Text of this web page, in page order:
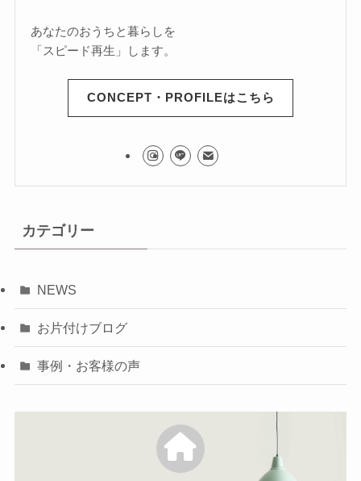
あなたのおうちと暮らしを
「スピード再生」します。
CONCEPT・PROFILEはこちら
カテゴリー
NEWS
お片付けブログ
事例・お客様の声